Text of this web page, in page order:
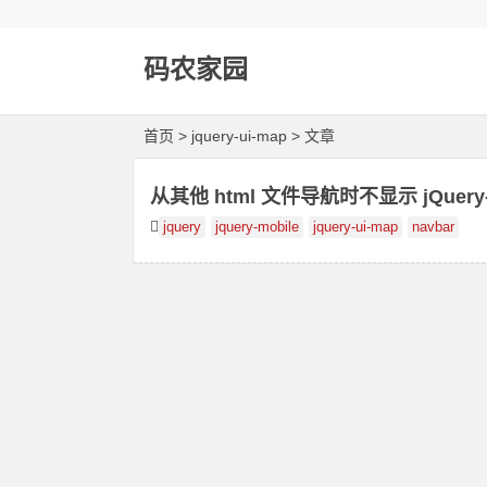
码农家园
首页 > jquery-ui-map > 文章
从其他 html 文件导航时不显示
jquery jquery-mobile jquery-ui-map navbar